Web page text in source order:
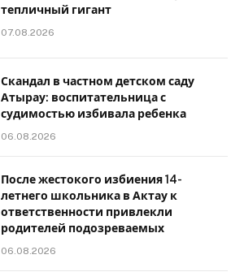
тепличный гигант
07.08.2026
Скандал в частном детском саду
Атырау: воспитательница с
судимостью избивала ребенка
06.08.2026
После жестокого избиения 14-
летнего школьника в Актау к
ответственности привлекли
родителей подозреваемых
06.08.2026